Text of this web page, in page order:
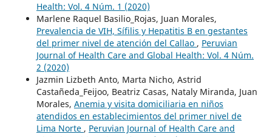
Health: Vol. 4 Núm. 1 (2020)
Marlene Raquel Basilio_Rojas, Juan Morales,
Prevalencia de VIH, Sífilis y Hepatitis B en gestantes
del primer nivel de atención del Callao , Peruvian
Journal of Health Care and Global Health: Vol. 4 Núm.
2 (2020)
Jazmin Lizbeth Anto, Marta Nicho, Astrid
Castañeda_Feijoo, Beatriz Casas, Nataly Miranda, Juan
Morales, Anemia y visita domiciliaria en niños
atendidos en establecimientos del primer nivel de
Lima Norte , Peruvian Journal of Health Care and